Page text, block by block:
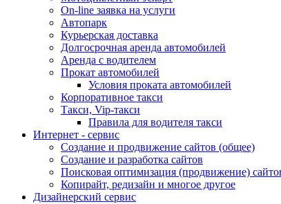
On-line заявка на услуги
Автопарк
Курьерская доставка
Долгосрочная аренда автомобилей
Аренда с водителем
Прокат автомобилей
Условия проката автомобилей
Корпоративное такси
Такси, Vip-такси
Правила для водителя такси
Интернет - сервис
Создание и продвижение сайтов (общее)
Создание и разработка сайтов
Поисковая оптимизация (продвижение)
Копирайт, редизайн и многое другое
Дизайнерский сервис